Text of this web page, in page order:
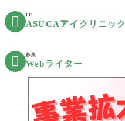
 PR
ASUCAアイクリニック
 募集
Webライター